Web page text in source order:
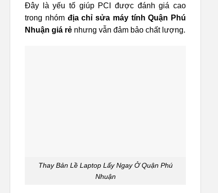
Đây là yếu tố giúp PCI được đánh giá cao
trong nhóm địa chỉ sửa máy tính Quận Phú
Nhuận giá rẻ nhưng vẫn đảm bảo chất lượng.
Thay Bản Lề Laptop Lấy Ngay Ở Quận Phú
Nhuận